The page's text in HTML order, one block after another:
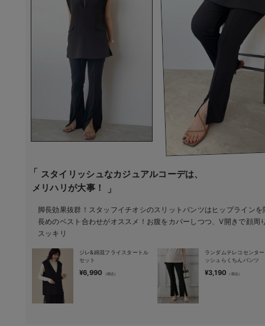
スタイリッシュなカジュアルコーデは、
メリハリが大事！
脚長効果抜群！スタッフイチオシのスリットパンツはヒップラインを
長めのベスト合わせがオススメ！お腹をカバーしつつ、V開きで顔周
スッキリ
ジレ&綿混フライスタートル
セット
¥6,990
ランダムテレコセンタ
ッシュらくちんパンツ
¥3,190